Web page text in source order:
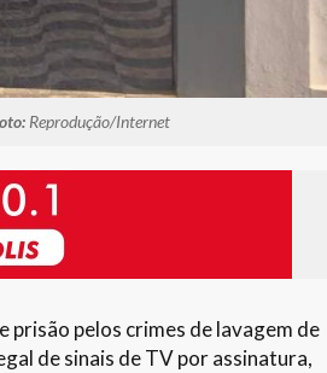
Reprodução/Internet
prisão pelos crimes de lavagem de
de sinais de TV por assinatura,